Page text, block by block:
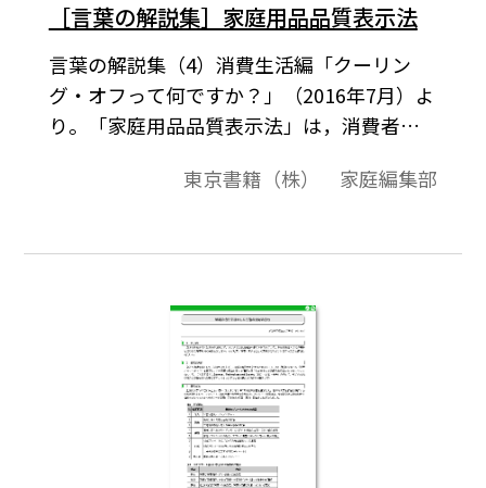
［言葉の解説集］家庭用品品質表示法
言葉の解説集（4）消費生活編「クーリン
グ・オフって何ですか？」（2016年7月）よ
り。「家庭用品品質表示法」は，消費者が
脂加工品，電気機械器具，雑 貨工業品）を
すべき事項や表示方法を定めています。
東京書籍（株） 家庭編集部